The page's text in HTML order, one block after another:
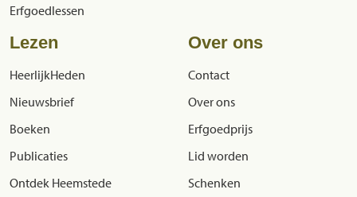
Erfgoedlessen
Lezen
HeerlijkHeden
Nieuwsbrief
Boeken
Publicaties
Ontdek Heemstede
Over ons
Contact
Over ons
Erfgoedprijs
Lid worden
Schenken